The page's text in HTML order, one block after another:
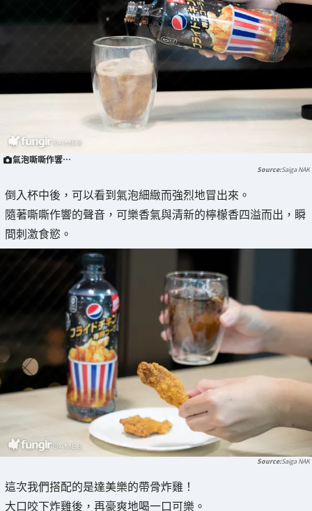
氣泡嘶嘶作響⋯
Saiga NAK
倒入杯中後，可以看到氣泡細緻而強烈地冒出來。
隨著嘶嘶作響的聲音，可樂香氣與清新的檸檬香四溢而出，瞬
間刺激食慾。
Saiga NAK
這次我們搭配的是達美樂的帶骨炸雞！
大口咬下炸雞後，再豪爽地喝一口可樂。